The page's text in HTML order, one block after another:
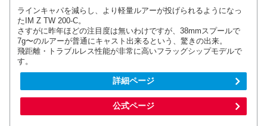
ラインキャパを減らし、より軽量ルアーが投げられるようになっ
たIM Z TW 200-C。
さすがに昨年ほどの注目度は無いわけですが、38mmスプールで
7g〜のルアーが普通にキャスト出来るという、驚きの出来。
飛距離・トラブルレス性能が非常に高いフラッグシップモデルで
す。
詳細ページ
公式ページ